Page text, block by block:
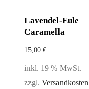
Lavendel-Eule
Caramella
15,00 €
inkl. 19 % MwSt.
zzgl. Versandkosten